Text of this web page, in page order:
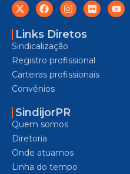
Links Diretos
Sindicalização
Registro profissional
Carteiras profissionais
Convênios
SindijorPR
Quem somos
Diretoria
Onde atuamos
Linha do tempo